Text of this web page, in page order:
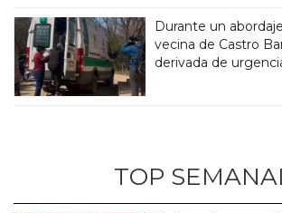
Durante un
vecina de Castro
derivada de
TOP